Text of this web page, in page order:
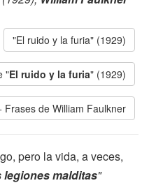
"El ruido y la furia" (1929)
"El ruido y la furia" (1929)
Frases de William Faulkner
pero la vida, a veces,
legiones malditas"